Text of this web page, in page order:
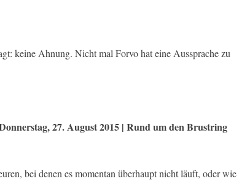
keine Ahnung. Nicht mal Forvo hat eine Aussprache zu
27. August 2015 | Rund um den Brustring
bei denen es momentan überhaupt nicht läuft, oder wie